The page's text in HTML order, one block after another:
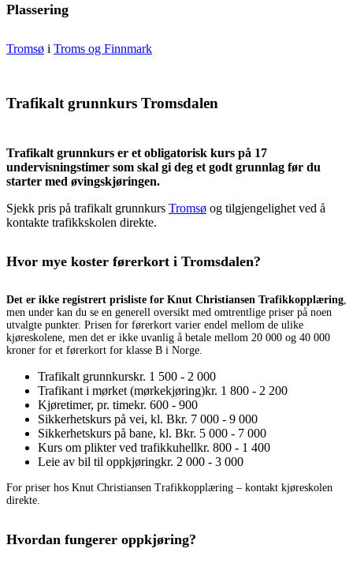
Plassering
Tromsø i Troms og Finnmark
Trafikalt grunnkurs Tromsdalen
Trafikalt grunnkurs er et obligatorisk kurs på 17
undervisningstimer som skal gi deg et godt grunnlag før du
starter med øvingskjøringen.
Sjekk pris på trafikalt grunnkurs Tromsø og tilgjengelighet ved å
kontakte trafikkskolen direkte.
Hvor mye koster førerkort i Tromsdalen?
Det er ikke registrert prisliste for Knut Christiansen Trafikkopplæring,
men under kan du se en generell oversikt med omtrentlige priser på noen
utvalgte punkter. Prisen for førerkort varier endel mellom de ulike
kjøreskolene, men det er ikke uvanlig å betale mellom 20 000 og 40 000
kroner for et førerkort for klasse B i Norge.
Trafikalt grunnkurskr. 1 500 - 2 000
Trafikant i mørket (mørkekjøring)kr. 1 800 - 2 200
Kjøretimer, pr. timekr. 600 - 900
Sikkerhetskurs på vei, kl. Bkr. 7 000 - 9 000
Sikkerhetskurs på bane, kl. Bkr. 5 000 - 7 000
Kurs om plikter ved trafikkuhellkr. 800 - 1 400
Leie av bil til oppkjøringkr. 2 000 - 3 000
For priser hos Knut Christiansen Trafikkopplæring – kontakt kjøreskolen
direkte.
Hvordan fungerer oppkjøring?